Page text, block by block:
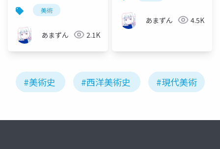
美術
あまずん 2.1K
あまずん 4.5K
#美術史 #西洋美術史 #現代美術